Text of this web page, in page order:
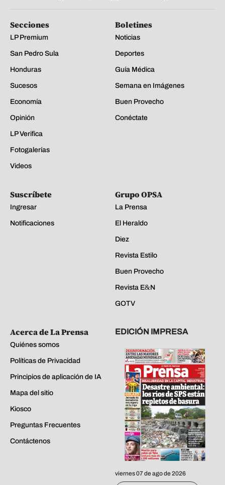
Secciones
LP Premium
San Pedro Sula
Honduras
Sucesos
Economía
Opinión
LP Verifica
Fotogalerías
Videos
Boletines
Noticias
Deportes
Guía Médica
Semana en Imágenes
Buen Provecho
Conéctate
Suscríbete
Ingresar
Notificaciones
Grupo OPSA
La Prensa
El Heraldo
Diez
Revista Estilo
Buen Provecho
Revista E&N
GOTV
Acerca de La Prensa
Quiénes somos
Políticas de Privacidad
Principios de aplicación de IA
Mapa del sitio
Kiosco
Preguntas Frecuentes
Contáctenos
EDICIÓN IMPRESA
viernes 07 de ago de 2026